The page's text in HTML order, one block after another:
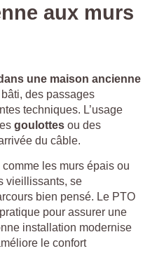
aux murs
une maison ancienne
des passages
techniques. L’usage
goulottes ou des
du câble.
les murs épais ou
vieillissants, se
bien pensé. Le PTO
pour assurer une
installation modernise
le confort